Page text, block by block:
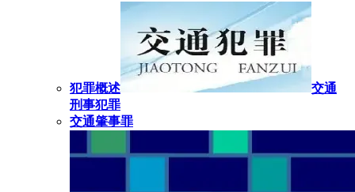
犯罪概述
交通
刑事犯罪
交通肇事罪